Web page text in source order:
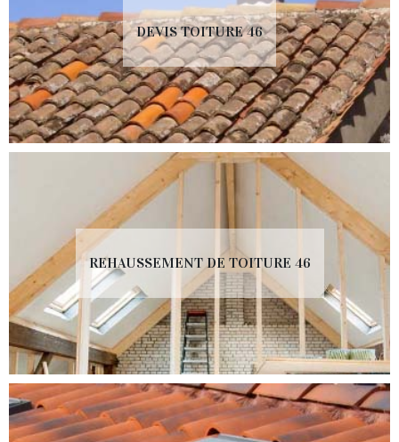
DEVIS TOITURE 46
REHAUSSEMENT DE TOITURE 46